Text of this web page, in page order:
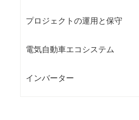
プロジェクトの運用と保守
電気自動車エコシステム
インバーター